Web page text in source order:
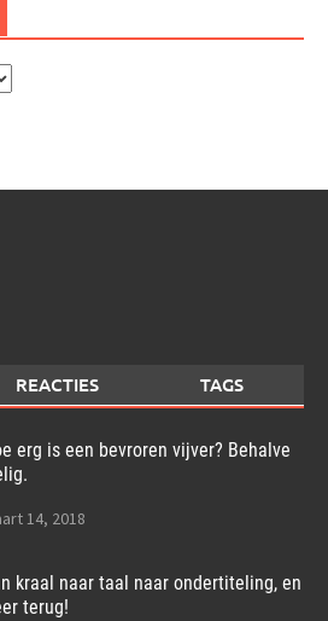
REACTIES TAGS
erg is een bevroren vijver? Behalve
14, 2018
kraal naar taal naar ondertiteling, en
terug!